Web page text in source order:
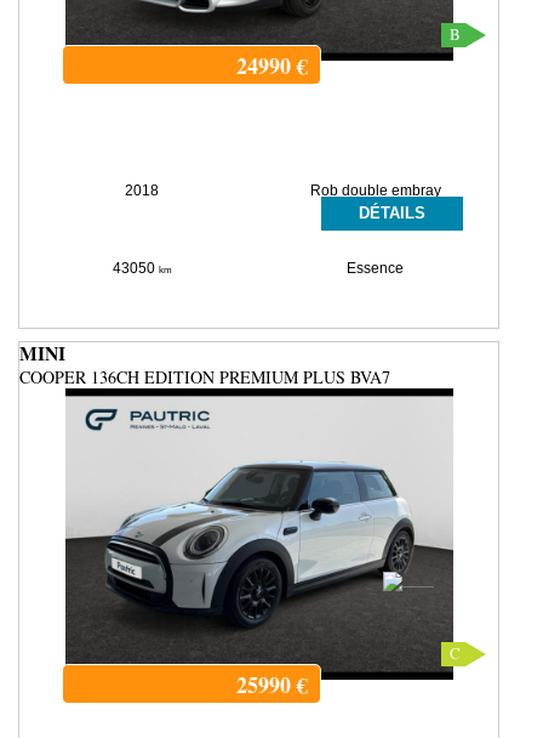
B
2018 Rob double embray
43050 km Essence
24990€
DÉTAILS
MINI
COOPER 136CH EDITION PREMIUM PLUS BVA7
C
25990€